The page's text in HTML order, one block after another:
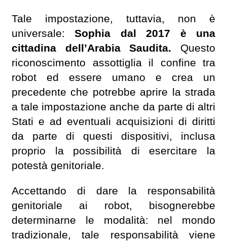
Tale impostazione, tuttavia, non è
universale:Sophia dal 2017 è una
cittadina dell’Arabia Saudita. Questo
riconoscimento assottiglia il confine tra
robot ed essere umano e crea un
precedente che potrebbe aprire la strada
a tale impostazione anche da parte di altri
Stati e ad eventuali acquisizioni di diritti
da parte di questi dispositivi, inclusa
proprio la possibilità di esercitare la
potestà genitoriale.
Accettando di dare la responsabilità
genitoriale ai robot, bisognerebbe
determinarne le modalità: nel mondo
tradizionale, tale responsabilità viene